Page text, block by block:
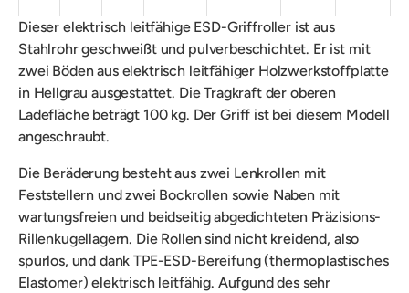
Dieser elektrisch leitfähige ESD-Griffroller ist aus
Stahlrohr geschweißt und pulverbeschichtet. Er ist mit
zwei Böden aus elektrisch leitfähiger Holzwerkstoffplatte
in Hellgrau ausgestattet. Die Tragkraft der oberen
Ladefläche beträgt 100 kg. Der Griff ist bei diesem Modell
angeschraubt.
Die Beräderung besteht aus zwei Lenkrollen mit
Feststellern und zwei Bockrollen sowie Naben mit
wartungsfreien und beidseitig abgedichteten Präzisions-
Rillenkugellagern. Die Rollen sind nicht kreidend, also
spurlos, und dank TPE-ESD-Bereifung (thermoplastisches
Elastomer) elektrisch leitfähig. Aufgund des sehr